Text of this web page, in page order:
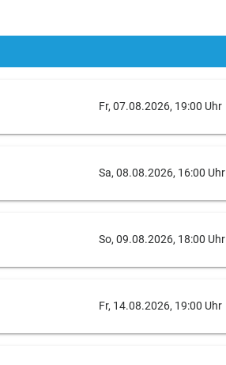
Fr, 07.08.2026, 19:00 Uhr
Sa, 08.08.2026, 16:00 Uhr
So, 09.08.2026, 18:00 Uhr
Fr, 14.08.2026, 19:00 Uhr